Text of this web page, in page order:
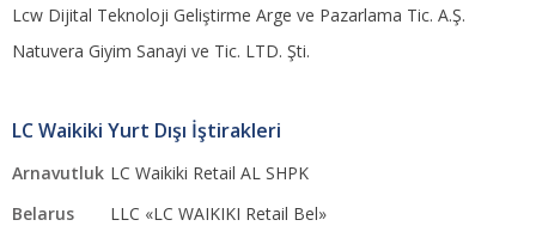
Lcw Dijital Teknoloji Geliştirme Arge ve Pazarlama Tic. A.Ş.
Natuvera Giyim Sanayi ve Tic. LTD. Şti.
LC Waikiki Yurt Dışı İştirakleri
Arnavutluk LC Waikiki Retail AL SHPK
Belarus
LLC «LC WAIKIKI Retail Bel»